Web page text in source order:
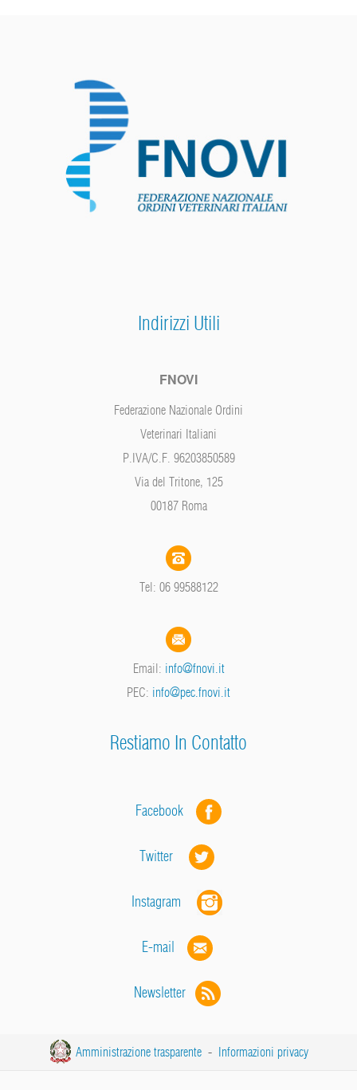
Indirizzi Utili
FNOVI
Federazione Nazionale Ordini
Veterinari Italiani
P.IVA/C.F. 96203850589
Via del Tritone, 125
00187 Roma
Tel: 06 99588122
Email: info@fnovi.it
PEC: info@pec.fnovi.it
Restiamo In Contatto
Facebook
Twitter
Instagram
E-mail
Newsletter
Amministrazione trasparente - Informazioni privacy